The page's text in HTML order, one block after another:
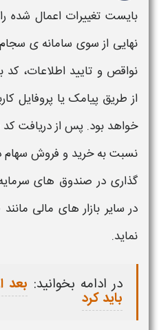
بایست تغییرات اعمال‌ شده
نهایی از سوی سامانه‌ ی
نواقص و تایید اطلاعات،
از طریق پیامک یا پروفایل
خواهد بود. پس از دریافت کد
نسبت به خرید و فروش سهام
گذاری در صندوق‌ های
در سایر بازار های مالی
نماید.
در ادامه بخوانید: بعد
باید کرد